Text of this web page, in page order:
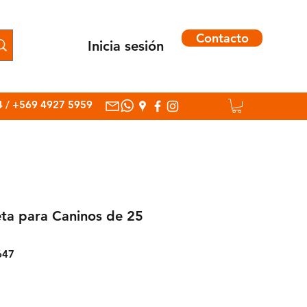
Inicia sesión
Inicia sesión Contacto
/ +569 4927 5959
para Caninos de 25